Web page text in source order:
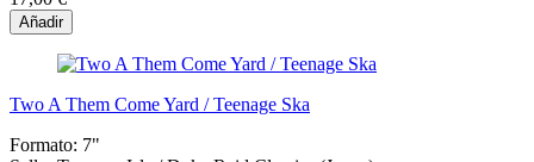
Añadir
Two A Them Come Yard / Teenage Ska
Formato: 7"